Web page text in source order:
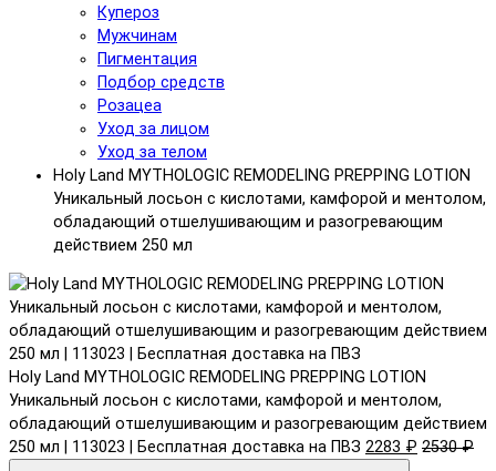
Купероз
Мужчинам
Пигментация
Подбор средств
Розацеа
Уход за лицом
Уход за телом
Holy Land MYTHOLOGIC REMODELING PREPPING LOTION
Уникальный лосьон с кислотами, камфорой и ментолом,
обладающий отшелушивающим и разогревающим
действием 250 мл
Holy Land MYTHOLOGIC REMODELING PREPPING LOTION
Уникальный лосьон с кислотами, камфорой и ментолом,
обладающий отшелушивающим и разогревающим действием
250 мл | 113023 | Бесплатная доставка на ПВЗ 2283 ₽ 2530 ₽